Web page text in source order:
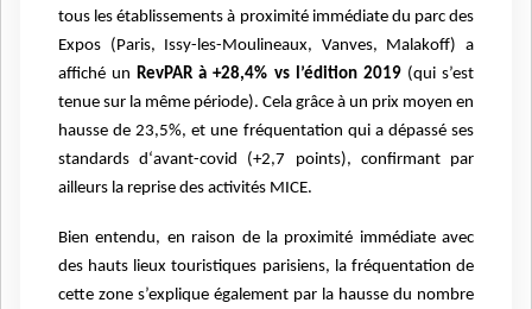
tous les établissements à proximité immédiate du parc des
Expos (Paris, Issy-les-Moulineaux, Vanves, Malakoff) a
affiché un RevPAR à +28,4% vs l’édition 2019(qui s’est
tenue sur la même période). Cela grâce à un prix moyen en
hausse de 23,5%, et une fréquentation qui a dépassé ses
standards d‘avant-covid (+2,7 points), confirmant par
ailleurs la reprise des activités MICE.
Bien entendu, en raison de la proximité immédiate avec
des hauts lieux touristiques parisiens, la fréquentation de
cette zone s’explique également par la hausse du nombre